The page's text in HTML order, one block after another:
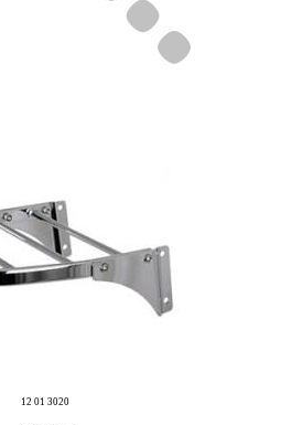
12 01 3020